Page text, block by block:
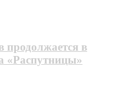
в
«Распутницы»